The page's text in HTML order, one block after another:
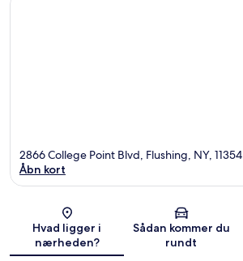
Kort
2866 College Point Blvd, Flushing, NY, 11354
Åbn kort
Hvad ligger i
nærheden?
Sådan kommer du
rundt